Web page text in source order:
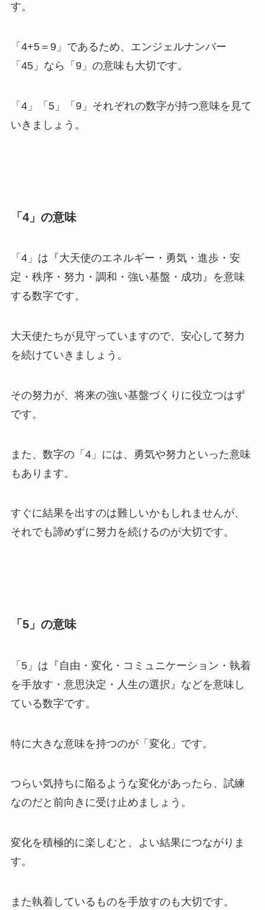
す。
「4+5＝9」であるため、エンジェルナンバー
「45」なら「9」の意味も大切です。
「4」「5」「9」それぞれの数字が持つ意味を見て
いきましょう。
「4」の意味
「4」は『大天使のエネルギー・勇気・進歩・安
定・秩序・努力・調和・強い基盤・成功』を意味
する数字です。
大天使たちが見守っていますので、安心して努力
を続けていきましょう。
その努力が、将来の強い基盤づくりに役立つはず
です。
また、数字の「4」には、勇気や努力といった意味
もあります。
すぐに結果を出すのは難しいかもしれませんが、
それでも諦めずに努力を続けるのが大切です。
「5」の意味
「5」は『自由・変化・コミュニケーション・執着
を手放す・意思決定・人生の選択』などを意味し
ている数字です。
特に大きな意味を持つのが「変化」です。
つらい気持ちに陥るような変化があったら、試練
なのだと前向きに受け止めましょう。
変化を積極的に楽しむと、よい結果につながりま
す。
また執着しているものを手放すのも大切です。